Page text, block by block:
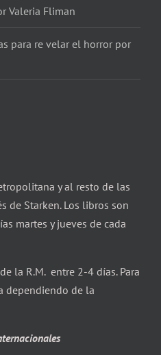
Valeria Fliman
para re velar el horror por
y al resto de las
de Starken. Los libros son
martes y jueves de cada
la R.M. entre 2-4 días. Para
dependiendo de la